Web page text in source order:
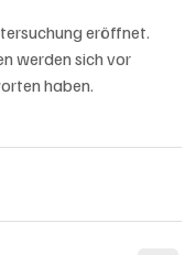
eröffnet.
werden sich vor
haben.